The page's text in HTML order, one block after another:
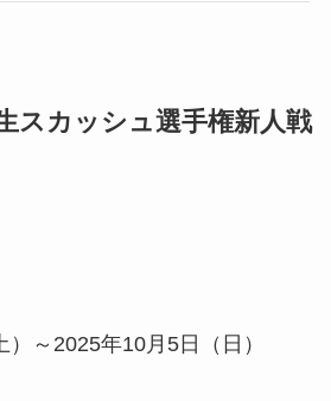
スカッシュ選手権新人戦
～2025年10月5日（日）